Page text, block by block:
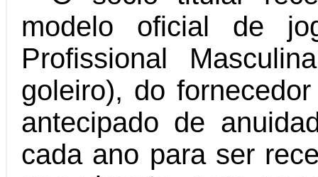
modelo oficial de
Profissional
goleiro), do
antecipado de
cada ano para ser